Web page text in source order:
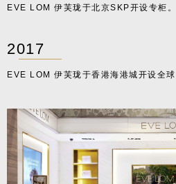
EVE LOM 伊芙珑于北京SKP开设专柜。
2017
EVE LOM 伊芙珑于香港海港城开设全